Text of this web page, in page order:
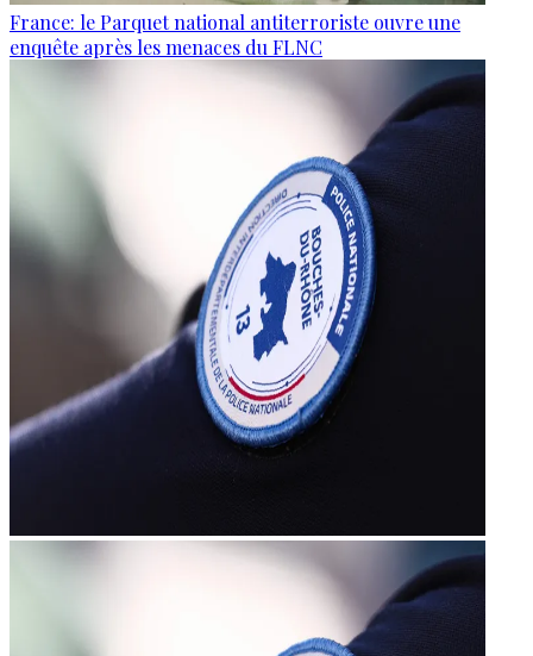
France: le Parquet national antiterroriste ouvre une
enquête après les menaces du FLNC